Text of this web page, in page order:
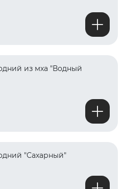
из мха "Водный
"Сахарный"